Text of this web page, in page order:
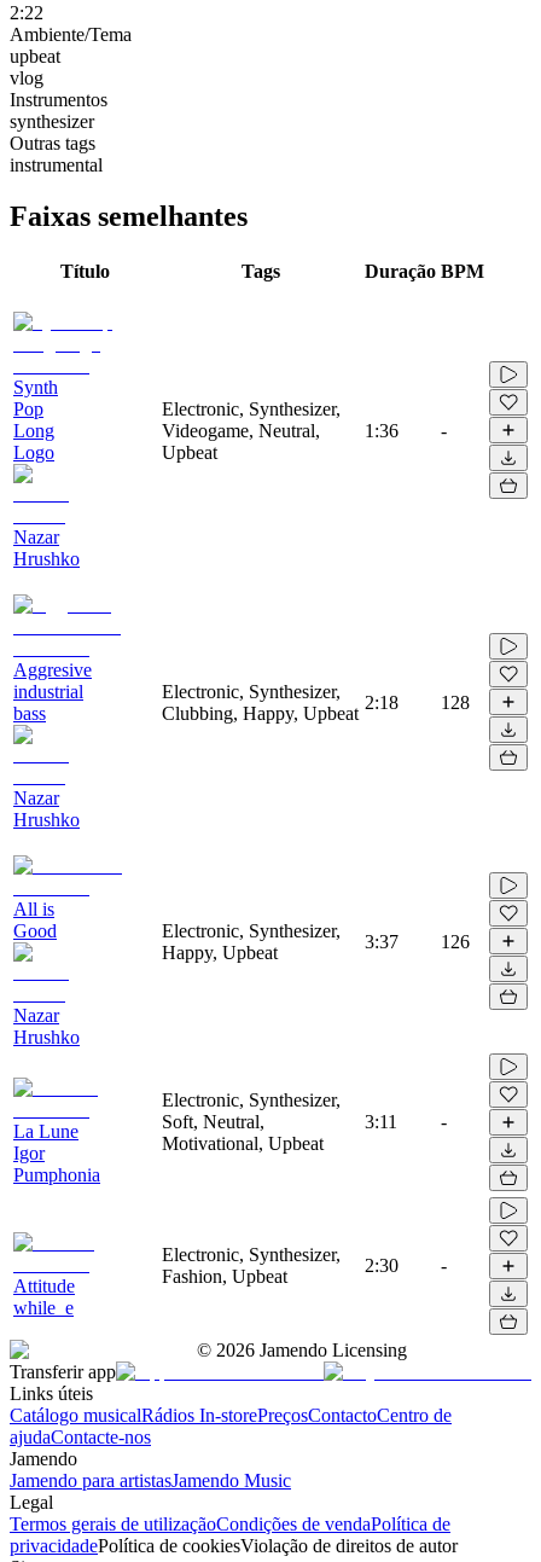
2:22
Ambiente/Tema
upbeat
vlog
Instrumentos
synthesizer
Outras tags
instrumental
Faixas semelhantes
Título Tags Duração BPM
Synth
Pop
Long
Logo
Nazar
Hrushko
Electronic, Synthesizer,
Videogame, Neutral,
Upbeat
1:36 -
Aggresive
industrial
bass
Nazar
Hrushko
Electronic, Synthesizer,
Clubbing, Happy, Upbeat
2:18 128
All is
Good
Nazar
Hrushko
Electronic, Synthesizer,
Happy, Upbeat
3:37 126
La Lune
Igor
Pumphonia
Electronic, Synthesizer,
Soft, Neutral,
Motivational, Upbeat
3:11 -
Attitude
while_e
Electronic, Synthesizer,
Fashion, Upbeat
2:30 -
© 2026 Jamendo Licensing
Transferir app
Links úteis
Catálogo musicalRádios In-storePreçosContactoCentro de
ajudaContacte-nos
Jamendo
Jamendo para artistasJamendo Music
Legal
Termos gerais de utilizaçãoCondições de vendaPolítica de
privacidadePolítica de cookiesViolação de direitos de autor